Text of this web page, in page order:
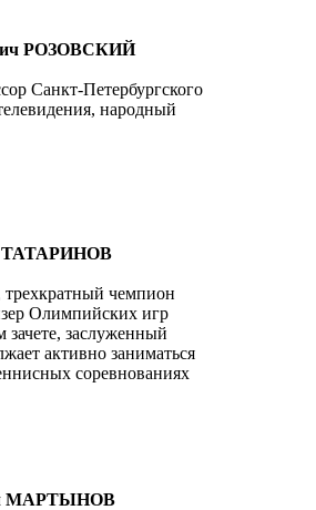
РОЗОВСКИЙ
Санкт-Петербургского
народный
ТАТАРИНОВ
трехкратный чемпион
Олимпийских игр
зачете, заслуженный
активно заниматься
соревнованиях
МАРТЫНОВ